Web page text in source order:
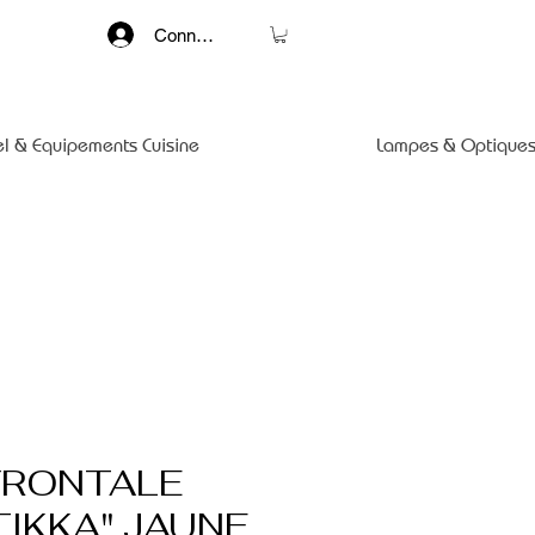
Connexion
& Equipements Cuisine Lampes &